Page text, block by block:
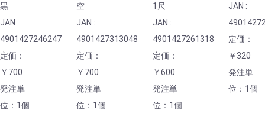
黒
JAN :
4901427246247
定価：
￥700
発注単
位：1個
空
JAN :
4901427313048
定価：
￥700
発注単
位：1個
1尺
JAN :
4901427261318
定価：
￥600
発注単
位：1個
JAN :
定価：
￥320
発注単
位：1個